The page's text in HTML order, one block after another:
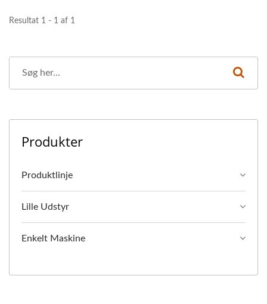
Resultat 1 - 1 af 1
Produkter
Produktlinje
Lille Udstyr
Enkelt Maskine